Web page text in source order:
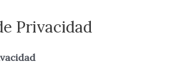
Privacidad